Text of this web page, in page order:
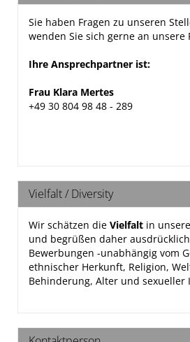
Sie haben Fragen zu unseren
wenden Sie sich gerne an unsere
Ihre Ansprechpartner ist:
Frau Klara Mertes
+49 30 804 98 48 - 289
Vielfalt / Diversity
Wir schätzen die Vielfalt in
und begrüßen daher
Bewerbungen -unabhängig vom
ethnischer Herkunft, Religion,
Behinderung, Alter und sexueller